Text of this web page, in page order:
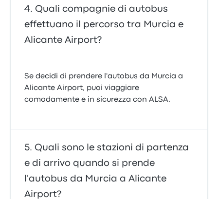
Quali compagnie di autobus
effettuano il percorso tra Murcia e
Alicante Airport?
Se decidi di prendere l'autobus da Murcia a
Alicante Airport, puoi viaggiare
comodamente e in sicurezza con ALSA.
Quali sono le stazioni di partenza
e di arrivo quando si prende
l'autobus da Murcia a Alicante
Airport?